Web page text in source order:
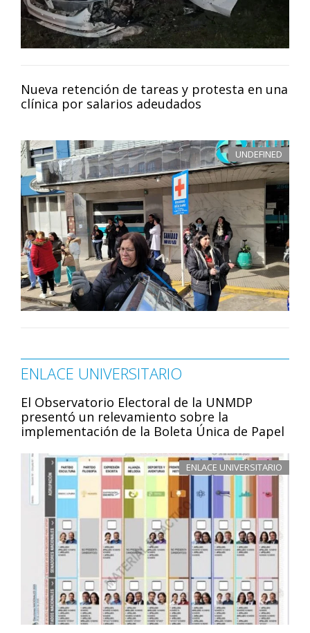
Nueva retención de tareas y protesta en una
clínica por salarios adeudados
UNDEFINED
ENLACE UNIVERSITARIO
El Observatorio Electoral de la UNMDP
presentó un relevamiento sobre la
implementación de la Boleta Única de Papel
ENLACE UNIVERSITARIO